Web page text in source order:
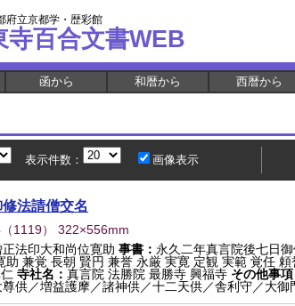
府立京都学・歴彩館
寺百合文書WEB
函から 和暦から 西暦から
表示件数： 画像表示
法請僧交名
（1119） 322×556mm
正法印大和尚位寛助 事書： 永久二年真言院後七日
助 兼覚 長朝 賢円 兼誉 永厳 実寛 定観 実範 覚任
寺社名： 真言院 法勝院 最勝寺 興福寺 その他事項
供／増益護摩／諸神供／十二天供／舎利守／大御